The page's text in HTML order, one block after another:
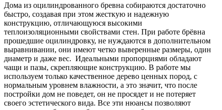
Дома из оцилиндрованного бревна собираются достаточно
быстро, создавая при этом жесткую и надежную
конструкцию, отличающуюся высокими
теплоизоляционными свойствами стен. При работе брёвна
прошедшие оцилиндровку, не нуждаются в дополнительном
выравнивании, они имеют четко выверенные размеры, один
диаметр и даже вес. Идеальными пропорциями обладают
чащи и пазы, скрепляющие конструкцию. В работе мы
используем только качественное дерево ценных пород, с
нормальным уровнем влажности, а это значит, что после
постройки дом не поведет, он не просядет и не потеряет
своего эстетического вида. Все эти нюансы позволяют